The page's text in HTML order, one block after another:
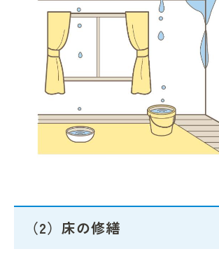
（2）床の修繕